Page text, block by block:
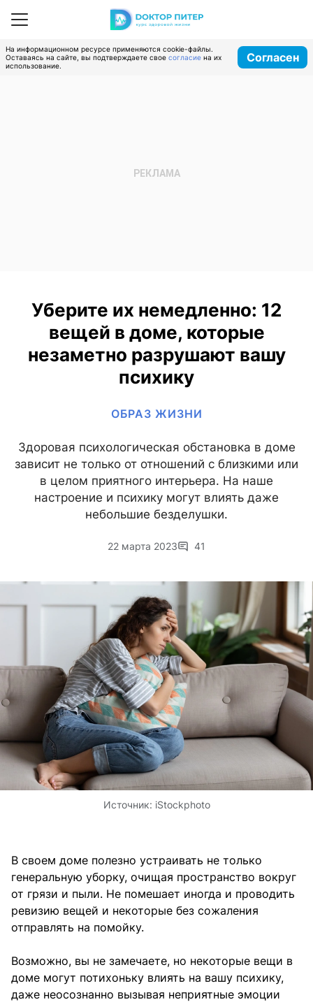
На информационном ресурсе применяются cookie-файлы.
Оставаясь на сайте, вы подтверждаете свое согласие на их
использование.
Согласен
Уберите их немедленно: 12
вещей в доме, которые
незаметно разрушают вашу
психику
ОБРАЗ ЖИЗНИ
Здоровая психологическая обстановка в доме
зависит не только от отношений с близкими или
в целом приятного интерьера. На наше
настроение и психику могут влиять даже
небольшие безделушки.
22 марта 2023 41
Источник: iStockphoto
В своем доме полезно устраивать не только
генеральную уборку, очищая пространство вокруг
от грязи и пыли. Не помешает иногда и проводить
ревизию вещей и некоторые без сожаления
отправлять на помойку.
Возможно, вы не замечаете, но некоторые вещи в
доме могут потихоньку влиять на вашу психику,
даже неосознанно вызывая неприятные эмоции